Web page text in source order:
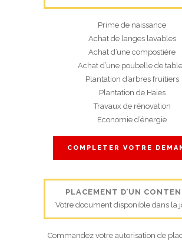
Prime de naissance
Achat de langes lavables
Achat d’une compostière
Achat d’une poubelle de
Plantation d’arbres fruitiers
Plantation de Haies
Travaux de rénovation
Economie d’énergie
COMPLETER VOTRE
PLACEMENT D’UN
Votre document disponible dans la
Commandez votre autorisation de